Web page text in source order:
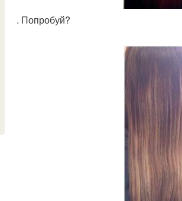
. Попробуй?